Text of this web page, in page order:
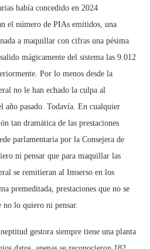
había concedido en 2024
el número de PIAs emitidos, una
a maquillar con cifras una pésima
mágicamente del sistema las 9.012
Por lo menos desde la
no le han echado la culpa al
pasado. Todavía. En cualquier
tan dramática de las prestaciones
parlamentaria por la Consejera de
ni pensar que para maquillar las
se remitieran al Imserso en los
premeditada, prestaciones que no se
no lo quiero ni pensar.
gestora siempre tiene una planta